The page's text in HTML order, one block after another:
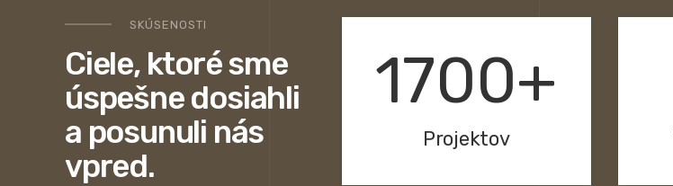
SKÚSENOSTI
Ciele, ktoré sme
úspešne dosiahli
a posunuli nás
vpred.
1700+
Projektov